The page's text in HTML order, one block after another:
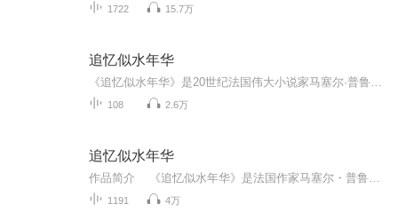
1722 15.7万
追忆似水年华
108 2.6万
追忆似水年华
1191 4万